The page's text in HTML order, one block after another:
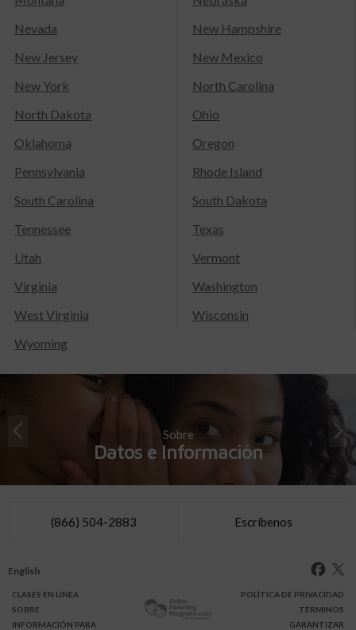
Nevada
New Hampshire
New Jersey
New Mexico
New York
North Carolina
North Dakota
Ohio
Oklahoma
Oregon
Pennsylvania
Rhode Island
South Carolina
South Dakota
Tennessee
Texas
Utah
Vermont
Virginia
Washington
West Virginia
Wisconsin
Wyoming
Sobre
Datos e Información
(866) 504-2883 Escríbenos
English
CLASES EN LÍNEA
SOBRE
INFORMACIÓN PARA
POLÍTICA DE PRIVACIDAD
TÉRMINOS
GARANTIZAR